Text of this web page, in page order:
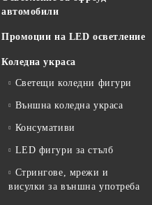
автомобили
Промоции на LED осветление
Коледна украса
Светещи коледни фигури
Външна коледна украса
Консумативи
LED фигури за стълб
Стрингове, мрежи и
висулки за външна употреба